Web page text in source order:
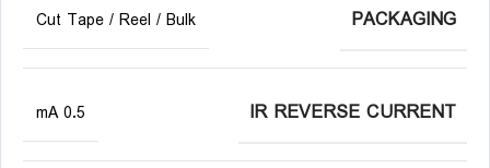
PACKAGING
Cut Tape / Reel / Bulk
IR REVERSE CURRENT
0.5 mA